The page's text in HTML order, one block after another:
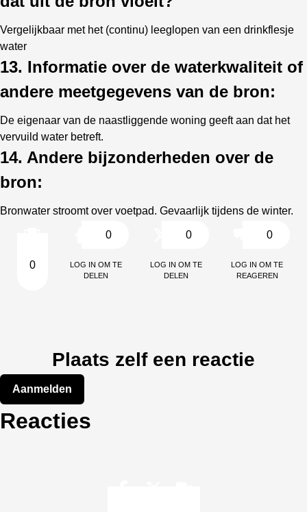
Vergelijkbaar met het (continu) leeglopen van een drinkflesje
water
13. Informatie over de waterkwaliteit of
andere meetgegevens van de bron:
De eigenaar van de naastliggende woning geeft aan dat het
vervuild water betreft.
14. Andere bijzonderheden over de
bron:
Bronwater stroomt over voetpad. Gevaarlijk tijdens de winter.
0
0
Log in om te
delen
0
Log in om te
delen
0
Log in om te
reageren
Plaats zelf een reactie
Aanmelden
Reacties